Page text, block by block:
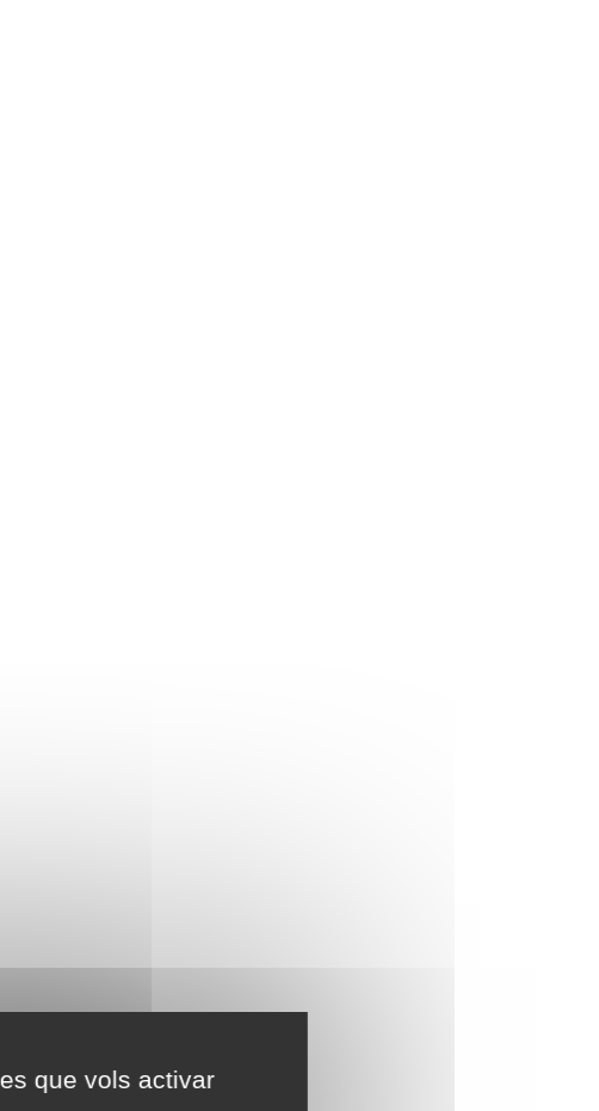
que vols activar